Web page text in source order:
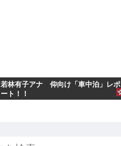
若林有子アナ 仰向け「車中泊」レポ
ート！！